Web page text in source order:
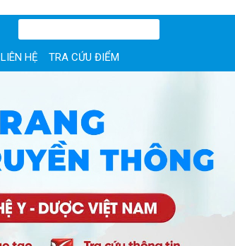
LIÊN HỆ TRA CỨU ĐIỂM